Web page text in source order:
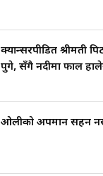
क्यान्सरपीडित श्रीमती
पुगे, सँगै नदीमा फाल
ओलीको अपमान सहन